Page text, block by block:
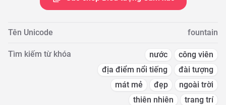
Tên Unicode fountain
Tìm kiếm từ khóa nước
công viên
địa điểm nổi tiếng
đài tượng
mát mẻ
đẹp
ngoài trời
thiên nhiên
trang trí